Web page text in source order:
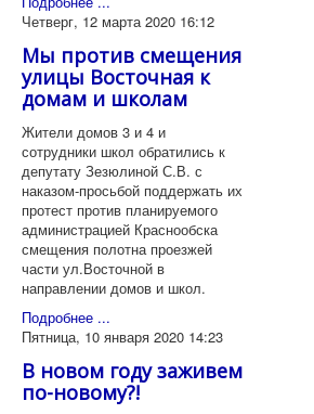
Четверг, 12 марта 2020 16:12
Мы против смещения
улицы Восточная к
домам и школам
Жители домов 3 и 4 и
сотрудники школ обратились к
депутату Зезюлиной С.В. с
наказом-просьбой поддержать их
протест против планируемого
администрацией Краснообска
смещения полотна проезжей
части ул.Восточной в
направлении домов и школ.
Подробнее ...
Пятница, 10 января 2020 14:23
В новом году заживем
по-новому?!